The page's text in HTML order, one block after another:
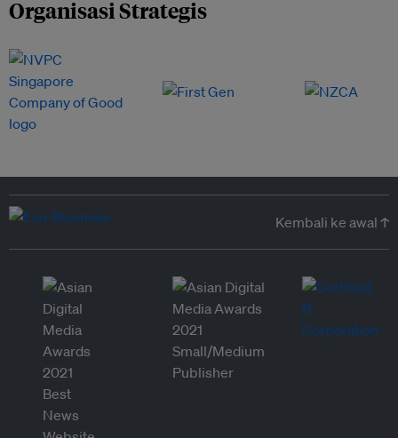
Organisasi Strategis
Kembali ke awal ↑